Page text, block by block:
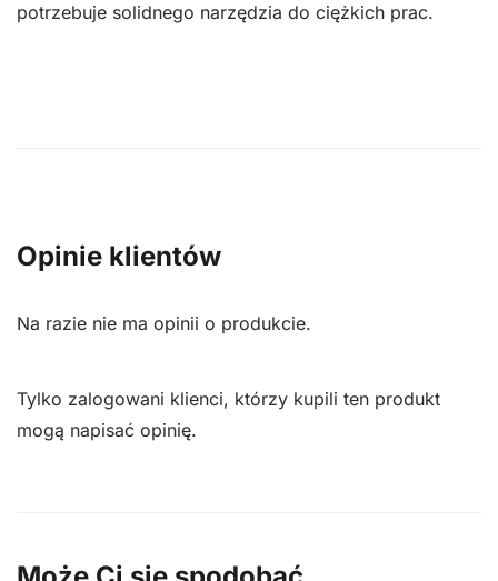
potrzebuje solidnego narzędzia do ciężkich prac.
Opinie klientów
Na razie nie ma opinii o produkcie.
Tylko zalogowani klienci, którzy kupili ten produkt
mogą napisać opinię.